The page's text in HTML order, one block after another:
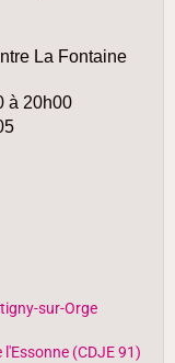
La Fontaine
à 20h00
sur-Orge
(CDJE 91)